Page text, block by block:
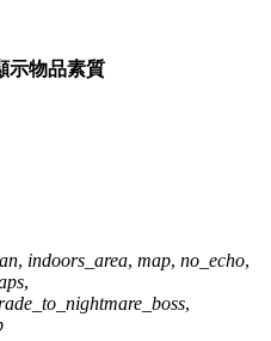
示物品素質
, indoors_area, map, no_echo,
,
,